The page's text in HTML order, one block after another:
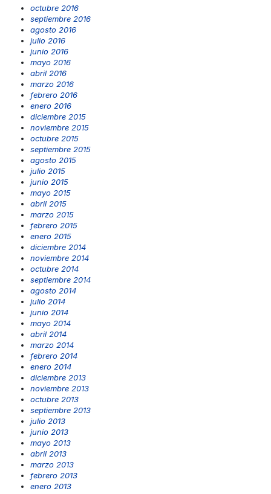
octubre 2016
septiembre 2016
agosto 2016
julio 2016
junio 2016
mayo 2016
abril 2016
marzo 2016
febrero 2016
enero 2016
diciembre 2015
noviembre 2015
octubre 2015
septiembre 2015
agosto 2015
julio 2015
junio 2015
mayo 2015
abril 2015
marzo 2015
febrero 2015
enero 2015
diciembre 2014
noviembre 2014
octubre 2014
septiembre 2014
agosto 2014
julio 2014
junio 2014
mayo 2014
abril 2014
marzo 2014
febrero 2014
enero 2014
diciembre 2013
noviembre 2013
octubre 2013
septiembre 2013
julio 2013
junio 2013
mayo 2013
abril 2013
marzo 2013
febrero 2013
enero 2013